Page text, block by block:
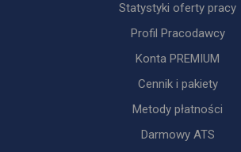
Statystyki oferty pracy
Profil Pracodawcy
Konta PREMIUM
Cennik i pakiety
Metody płatności
Darmowy ATS